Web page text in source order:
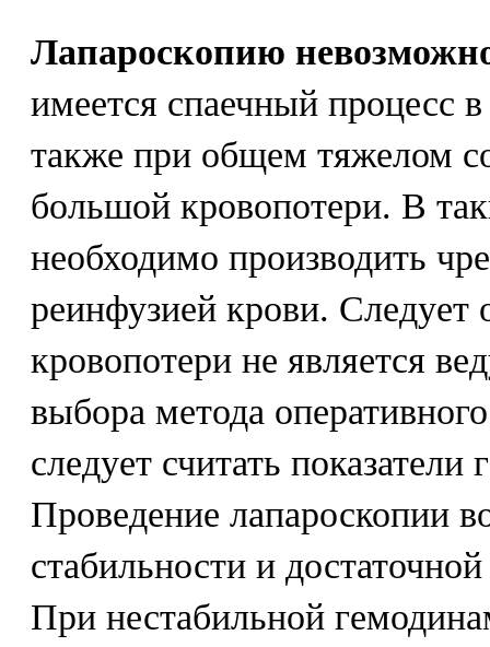
Лапароскопию
имеется спаечный процесс
также при общем тяжелом
большой кровопотери. В
необходимо производить
реинфузией крови. Следует
кровопотери не является
выбора метода
следует считать
Проведение лапароскопии
стабильности и
При нестабильной